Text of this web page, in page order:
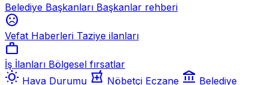
Belediye Başkanları Başkanlar rehberi
sentiment_dissatisfied
Vefat Haberleri Taziye ilanları
work
İş İlanları Bölgesel fırsatlar
wb_sunny Hava Durumu local_pharmacy Nöbetçi Eczane account_balance Belediye